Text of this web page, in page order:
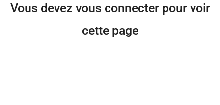
Vous devez vous connecter pour voir
cette page